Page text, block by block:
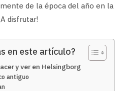
de la época del año en la
disfrutar!
en este artículo?
y ver en Helsingborg
antiguo